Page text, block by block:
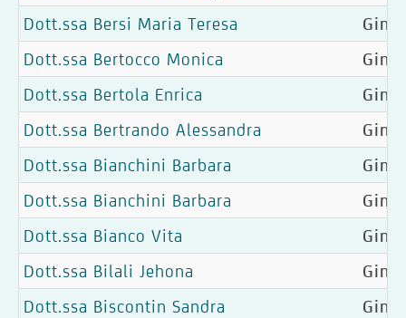
Dott.ssa Bersi Maria Teresa
Dott.ssa Bertocco Monica
Dott.ssa Bertola Enrica
Dott.ssa Bertrando Alessandra
Dott.ssa Bianchini Barbara
Dott.ssa Bianchini Barbara
Dott.ssa Bianco Vita
Dott.ssa Bilali Jehona
Dott.ssa Biscontin Sandra